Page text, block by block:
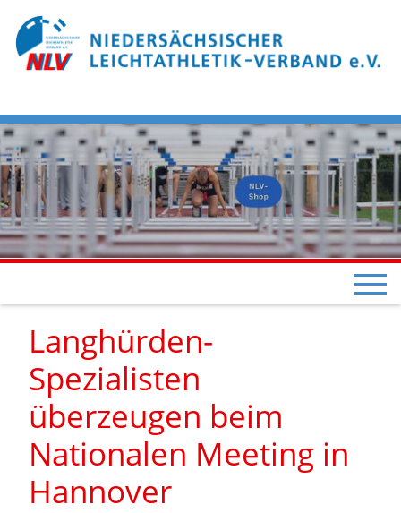
Langhürden-
Spezialisten
überzeugen beim
Nationalen Meeting in
Hannover